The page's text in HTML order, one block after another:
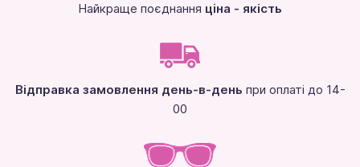
Найкраще поєднання ціна - якість
Відправка замовлення день-в-день при оплаті до 14-
00